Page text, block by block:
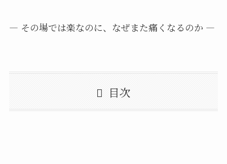
― その場では楽なのに、なぜまた痛くなるのか ―
目次